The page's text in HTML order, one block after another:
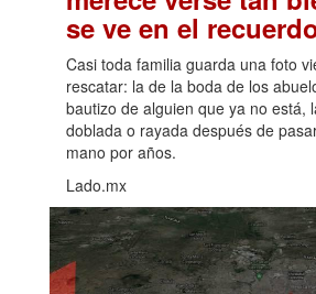
se ve en el
Casi toda familia guarda una foto
rescatar: la de la boda de los
bautizo de alguien que ya no está,
doblada o rayada después de
mano por años.
Lado.mx